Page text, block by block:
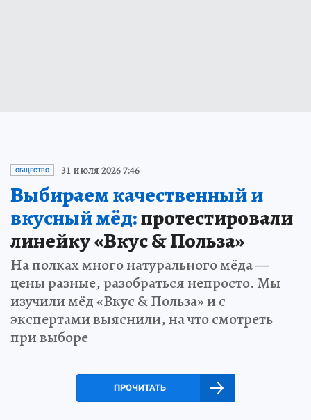
ОБЩЕСТВО 31 июля 2026 7:46
Выбираем качественный и
вкусный мёд:протестировали
линейку «Вкус & Польза»
На полках много натурального мёда —
цены разные, разобраться непросто. Мы
изучили мёд «Вкус & Польза» и с
экспертами выяснили, на что смотреть
при выборе
ПРОЧИТАТЬ